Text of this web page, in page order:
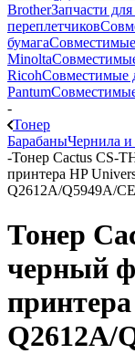
BrotherЗапчасти
переплетчиков
бумага
Minolta
RicohСовместимые
Pantum
-
Тонер
БарабаныЧернила и
-Тонер Cactus CS-
принтера HP
Q2612A/Q5949A/
Тонер
черный
Q2612A/